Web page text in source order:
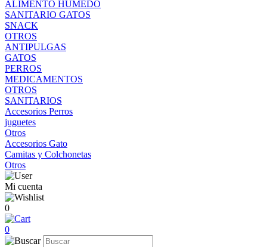
ALIMENTO HUMEDO
SANITARIO GATOS
SNACK
OTROS
ANTIPULGAS
GATOS
PERROS
MEDICAMENTOS
OTROS
SANITARIOS
Accesorios Perros
juguetes
Otros
Accesorios Gato
Camitas y Colchonetas
Otros
Mi cuenta
0
0